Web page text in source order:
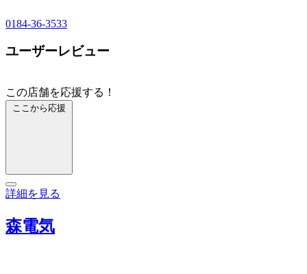
0184-36-3533
ユーザーレビュー
この店舗を応援する！
ここから応援
詳細を見る
森電気